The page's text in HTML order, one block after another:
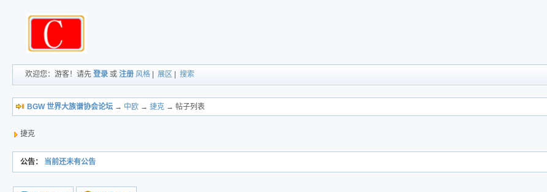
欢迎您：游客！请先登录 或注册 风格 |展区 |搜索
BGW 世界大族谱协会论坛 → 中欧 →捷克 → 帖子列表
捷克
公告： 当前还未有公告